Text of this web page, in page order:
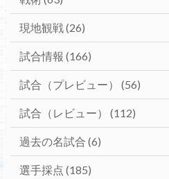
現地観戦 (26)
試合情報 (166)
試合（プレビュー） (56)
試合（レビュー） (112)
過去の名試合 (6)
選手採点 (185)